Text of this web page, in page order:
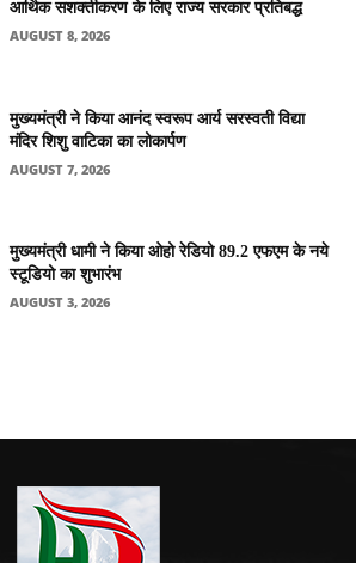
आर्थिक सशक्तीकरण के लिए राज्य सरकार प्रतिबद्ध
AUGUST 8, 2026
मुख्यमंत्री ने किया आनंद स्वरूप आर्य सरस्वती विद्या
मंदिर शिशु वाटिका का लोकार्पण
AUGUST 7, 2026
मुख्यमंत्री धामी ने किया ओहो रेडियो 89.2 एफएम के नये
स्टूडियो का शुभारंभ
AUGUST 3, 2026